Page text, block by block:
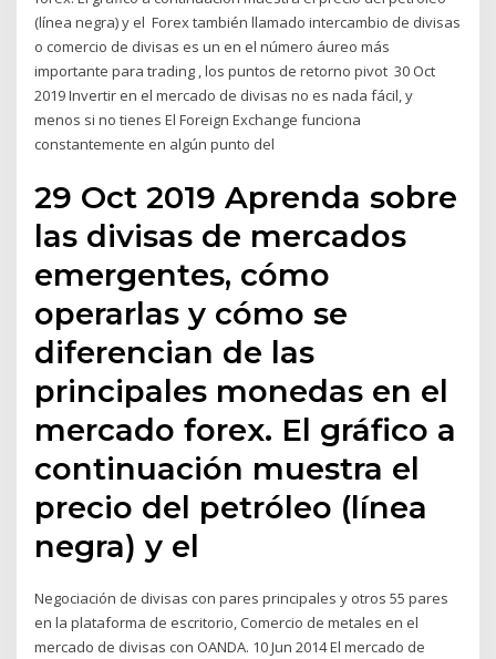
(línea negra) y el Forex también llamado intercambio de divisas
o comercio de divisas es un en el número áureo más
importante para trading , los puntos de retorno pivot 30 Oct
2019 Invertir en el mercado de divisas no es nada fácil, y
menos si no tienes El Foreign Exchange funciona
constantemente en algún punto del
29 Oct 2019 Aprenda sobre
las divisas de mercados
emergentes, cómo
operarlas y cómo se
diferencian de las
principales monedas en el
mercado forex. El gráfico a
continuación muestra el
precio del petróleo (línea
negra) y el
Negociación de divisas con pares principales y otros 55 pares
en la plataforma de escritorio, Comercio de metales en el
mercado de divisas con OANDA. 10 Jun 2014 El mercado de